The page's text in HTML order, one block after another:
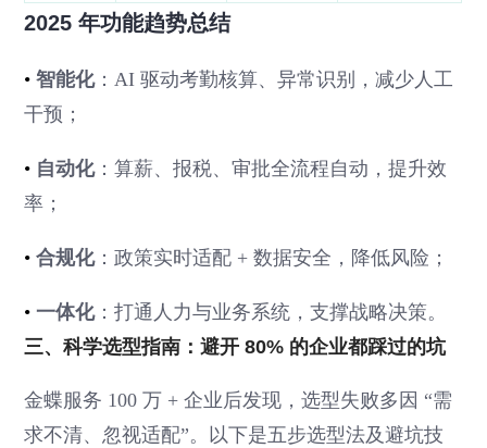
2025 年功能趋势总结
•智能化：AI 驱动考勤核算、异常识别，减少人工
干预；
• 自动化：算薪、报税、审批全流程自动，提升效
率；
•合规化：政策实时适配 + 数据安全，降低风险；
•一体化：打通人力与业务系统，支撑战略决策。
三、科学选型指南：避开 80% 的企业都踩过的坑
金蝶服务 100 万 + 企业后发现，选型失败多因 “需
求不清、忽视适配”。以下是五步选型法及避坑技